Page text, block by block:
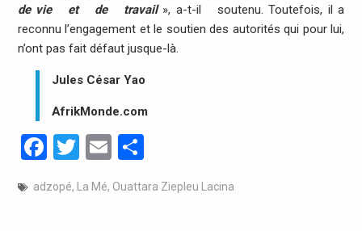
de vie et de travail», a-t-il soutenu. Toutefois, il a
reconnu l’engagement et le soutien des autorités qui pour lui,
n’ont pas fait défaut jusque-là.
Jules César Yao
AfrikMonde.com
Facebook
Twitter
Email
adzopé, La Mé, Ouattara Ziepleu Lacina